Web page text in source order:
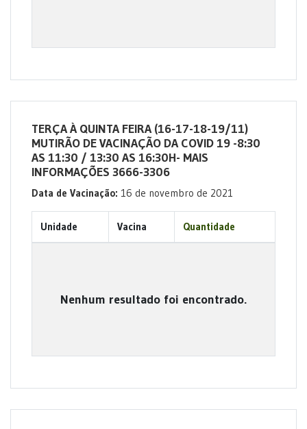
TERÇA À QUINTA FEIRA (16-17-18-19/11)
MUTIRÃO DE VACINAÇÃO DA COVID 19 -8:30
AS 11:30 / 13:30 AS 16:30H- MAIS
INFORMAÇÕES 3666-3306
Data de Vacinação: 16 de novembro de 2021
Unidade Vacina Quantidade
Nenhum resultado foi encontrado.